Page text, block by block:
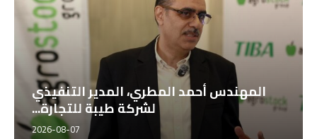
المهندس أحمد المطري، المدير التنفيذي
لشركة طيبة للتجارة...
2026-08-07